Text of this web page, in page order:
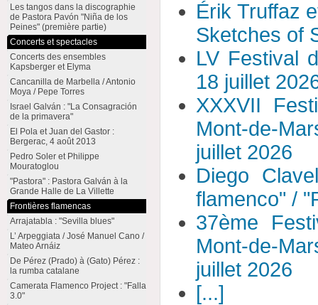
Érik Truffaz
Sketches of
LV Festival
18 juillet
XXXVII
Mont-de-
juillet 2026
Diego
flamenco" /
37ème
Mont-de-
juillet 2026
[...]
Les tangos dans la discographie
de Pastora Pavón "Niña de los
Peines" (première partie)
Concerts et spectacles
Concerts des ensembles
Kapsberger et Elyma
Cancanilla de Marbella / Antonio
Moya / Pepe Torres
Israel Galván : "La Consagración
de la primavera"
El Pola et Juan del Gastor :
Bergerac, 4 août 2013
Pedro Soler et Philippe
Mouratoglou
"Pastora" : Pastora Galván à la
Grande Halle de La Villette
Frontières flamencas
Arrajatabla : "Sevilla blues"
L’ Arpeggiata / José Manuel Cano /
Mateo Arnáiz
De Pérez (Prado) à (Gato) Pérez :
la rumba catalane
Camerata Flamenco Project : "Falla
3.0"